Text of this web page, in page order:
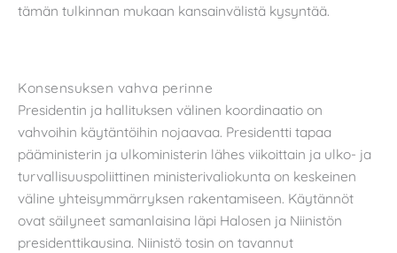
tämän tulkinnan mukaan kansainvälistä kysyntää.
Konsensuksen vahva perinne
Presidentin ja hallituksen välinen koordinaatio on
vahvoihin käytäntöihin nojaavaa. Presidentti tapaa
pääministerin ja ulkoministerin lähes viikoittain ja ulko- ja
turvallisuuspoliittinen ministerivaliokunta on keskeinen
väline yhteisymmärryksen rakentamiseen. Käytännöt
ovat säilyneet samanlaisina läpi Halosen ja Niinistön
presidenttikausina. Niinistö tosin on tavannut